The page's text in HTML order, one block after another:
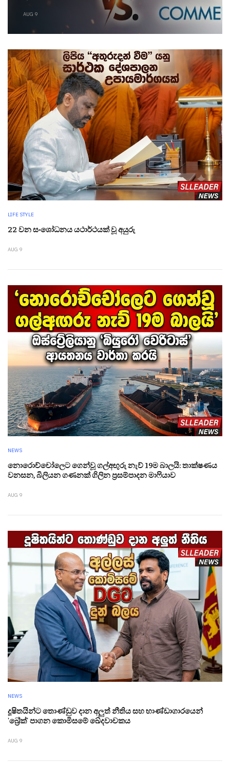
AUG 9
LIFE STYLE
22 වන සංශෝධනය යථාර්ථයක් වූ අයුරු
AUG 9
NEWS
නොරොච්චෝලෙට ගෙන්වූ ගල්අඟුරු නැව් 19ම බාලයි: තාක්ෂණය
වනසන, බිලියන ගණනක් ගිලින ප්‍රසම්පාදන මාෆියාව
AUG 9
NEWS
දූෂිතයින්ට තොණ්ඩුව දාන අලුත් නීතිය සහ භාණ්ඩාගාරයෙන්
'බ්‍රේක්' පාගන කොමිසමේ ඛේදවාචකය
AUG 9